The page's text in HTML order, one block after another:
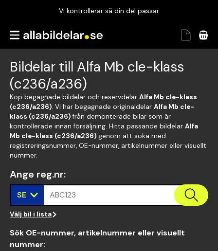
Vi kontrollerar så din del passar
Garanterad passform
Vi kontrollerar så din del passar
Bildelar till Alfa Mb cle-klass
(c236/a236)
Köp begagnade bildelar och reservdelar Alfa Mb cle-klass
(c236/a236). Vi har begagnade originaldelar Alfa Mb cle-
klass (c236/a236)från demonterade bilar som är
kontrollerade innan försäljning. Hitta passande bildelar Alfa
Mb cle-klass (c236/a236) genom att söka med
registreringsnummer, OE-nummer, artikelnummer eller visuellt
nummer.
Ange reg.nr:
SE ABC123
Välj bil i lista
Sök OE-nummer, artikelnummer eller visuellt
nummer: